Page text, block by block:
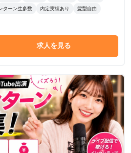
ターン生多数 内定実績あり 髪型自由
求人を見る